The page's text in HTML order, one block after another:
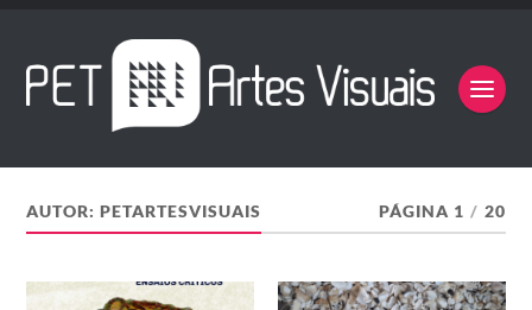
AUTOR:PETARTESVISUAIS PÁGINA 1 / 20